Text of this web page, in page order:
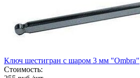
Ключ шестигран с шаром 3 мм "Ombra"
Стоимость: